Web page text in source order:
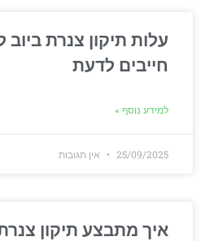
עלות תיקון צנרת
חייבים לדעת
למידע נוסף »
25/09/2025 אין תגובות
איך מתבצע תיקון